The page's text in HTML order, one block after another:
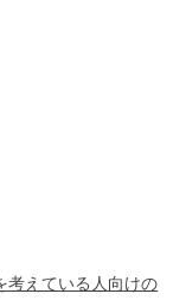
考えている人向けの